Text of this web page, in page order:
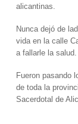
alicantinas.
Nunca dejó de
vida en la calle
a fallarle la
Fueron pasando
de toda la
Sacerdotal de